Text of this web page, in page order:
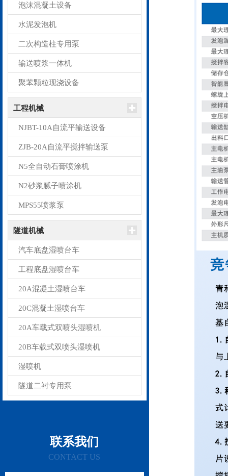
泡沫混凝土设备
水泥发泡机
二次构造柱专用泵
输送喷浆一体机
聚苯颗粒现浇设备
工程机械
NJBT-10A自流平输送设备
ZJB-20A自流平搅拌输送泵
N5全自动石膏喷涂机
N2砂浆腻子喷涂机
MPS55喷浆泵
隧道机械
汽车底盘湿喷台车
工程底盘湿喷台车
20A混凝土湿喷台车
20C混凝土湿喷台车
20A车载式双喷头湿喷机
20B车载式双喷头湿喷机
湿喷机
隧道二衬专用泵
联系我们
CONTACT US